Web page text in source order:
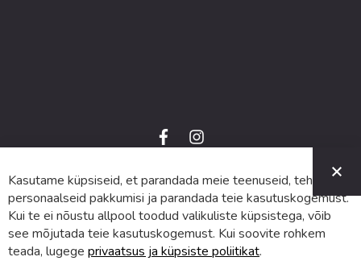
f
a
e
b
o
o
k
i
n
t
a
g
r
a
m
© 2024 SUVA. Kõik õigused kaitstud.
Kasutame küpsiseid, et parandada meie teenuseid, teha
personaalseid pakkumisi ja parandada teie kasutuskogemust.
Kui te ei nõustu allpool toodud valikuliste küpsistega, võib
see mõjutada teie kasutuskogemust. Kui soovite rohkem
teada, lugege privaatsus ja küpsiste poliitikat.